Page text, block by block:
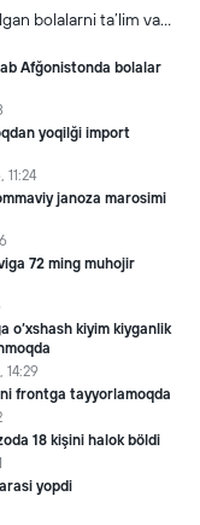
bolalarni ta’lim va
qarori bilan
joriy etilmoqda.
Afğonistonda bolalar
yoqilği import
janoza marosimi
72 ming muhojir
o‘xshash kiyim kiyganlik
frontga tayyorlamoqda
18 kişini halok böldi
yopdi